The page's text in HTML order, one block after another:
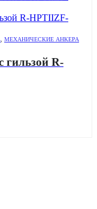
, МЕХАНИЧЕСКИЕ АНКЕРА
гильзой R-